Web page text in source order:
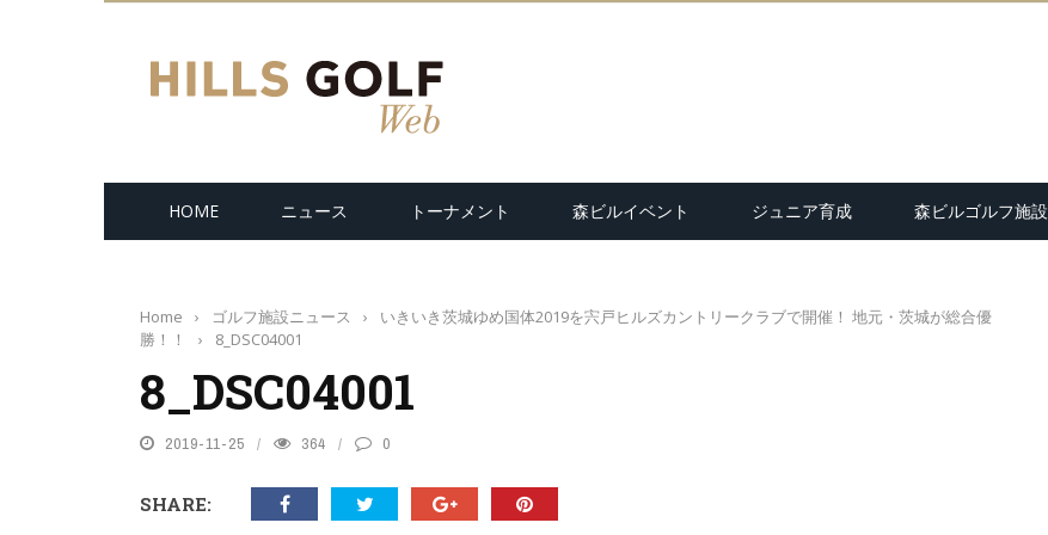
HOME ニュース トーナメント 森ビルイベント ジュニア育成 森ビルゴルフ施設
Home › ゴルフ施設ニュース ›
いきいき茨城ゆめ国体2019を宍戸ヒルズカントリークラブで開催！ 地元・茨城が総合優
勝！！
› 8_DSC04001
8_DSC04001
2019-11-25 364 0
SHARE: